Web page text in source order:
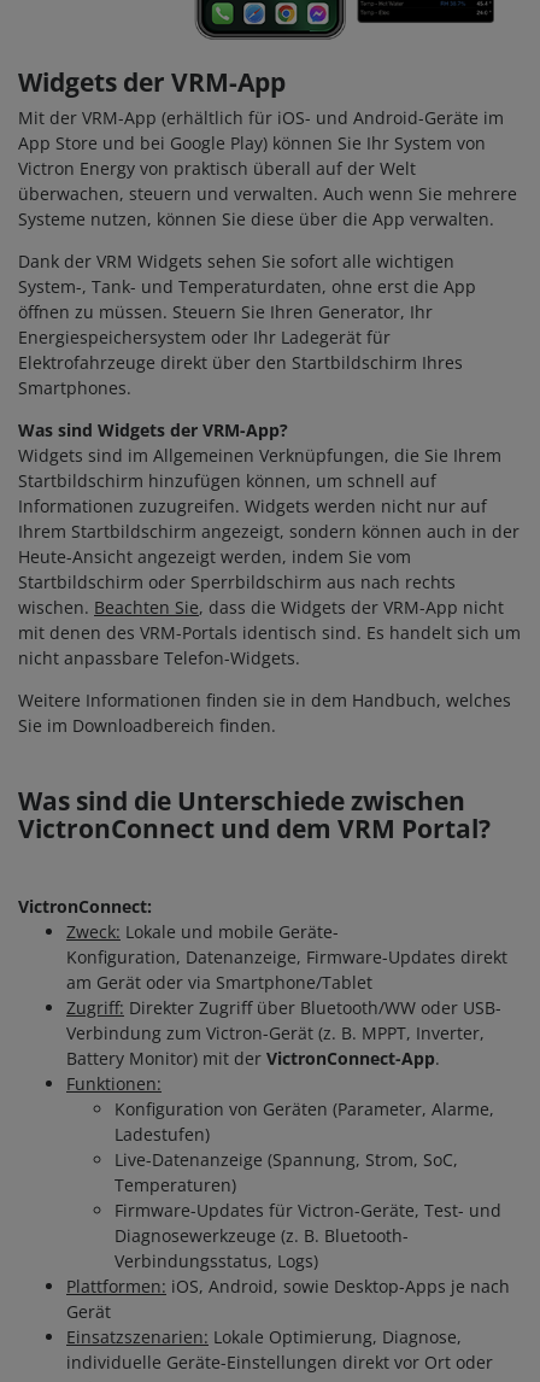
Widgets der VRM-App
Mit der VRM-App (erhältlich für iOS- und Android-Geräte im
App Store und bei Google Play) können Sie Ihr System von
Victron Energy von praktisch überall auf der Welt
überwachen, steuern und verwalten. Auch wenn Sie mehrere
Systeme nutzen, können Sie diese über die App verwalten.
Dank der VRM Widgets sehen Sie sofort alle wichtigen
System-, Tank- und Temperaturdaten, ohne erst die App
öffnen zu müssen. Steuern Sie Ihren Generator, Ihr
Energiespeichersystem oder Ihr Ladegerät für
Elektrofahrzeuge direkt über den Startbildschirm Ihres
Smartphones.
Was sind Widgets der VRM-App?
Widgets sind im Allgemeinen Verknüpfungen, die Sie Ihrem
Startbildschirm hinzufügen können, um schnell auf
Informationen zuzugreifen. Widgets werden nicht nur auf
Ihrem Startbildschirm angezeigt, sondern können auch in der
Heute-Ansicht angezeigt werden, indem Sie vom
Startbildschirm oder Sperrbildschirm aus nach rechts
wischen. Beachten Sie, dass die Widgets der VRM-App nicht
mit denen des VRM-Portals identisch sind. Es handelt sich um
nicht anpassbare Telefon-Widgets.
Weitere Informationen finden sie in dem Handbuch, welches
Sie im Downloadbereich finden.
Was sind die Unterschiede zwischen
VictronConnect und dem VRM Portal?
VictronConnect:
Zweck: Lokale und mobile Geräte-
Konfiguration, Datenanzeige, Firmware-Updates direkt
am Gerät oder via Smartphone/Tablet
Zugriff: Direkter Zugriff über Bluetooth/WW oder USB-
Verbindung zum Victron-Gerät (z. B. MPPT, Inverter,
Battery Monitor) mit der VictronConnect-App.
Funktionen:
Konfiguration von Geräten (Parameter, Alarme,
Ladestufen)
Live-Datenanzeige (Spannung, Strom, SoC,
Temperaturen)
Firmware-Updates für Victron-Geräte, Test- und
Diagnosewerkzeuge (z. B. Bluetooth-
Verbindungsstatus, Logs)
Plattformen: iOS, Android, sowie Desktop-Apps je nach
Gerät
Einsatzszenarien: Lokale Optimierung, Diagnose,
individuelle Geräte-Einstellungen direkt vor Ort oder